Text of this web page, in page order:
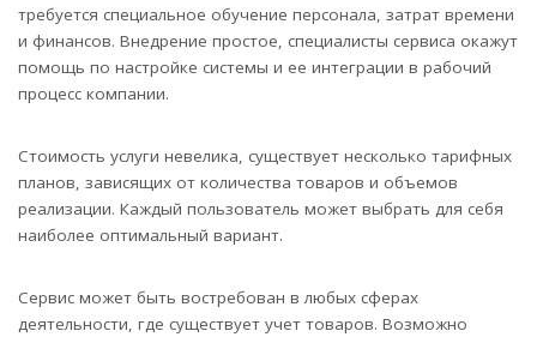
требуется специальное обучение персонала, затрат времени
и финансов. Внедрение простое, специалисты сервиса окажут
помощь по настройке системы и ее интеграции в рабочий
процесс компании.
Стоимость услуги невелика, существует несколько тарифных
планов, зависящих от количества товаров и объемов
реализации. Каждый пользователь может выбрать для себя
наиболее оптимальный вариант.
Сервис может быть востребован в любых сферах
деятельности, где существует учет товаров. Возможно